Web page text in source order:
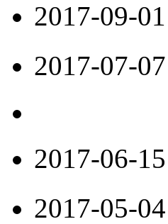
2017-09-01
2017-07-07
2017-06-15
2017-05-04